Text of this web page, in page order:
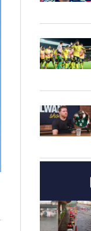
Opens
Opens
Opens